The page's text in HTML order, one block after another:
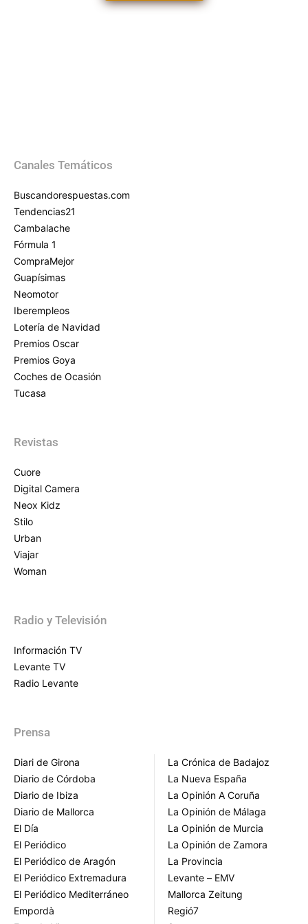
Canales Temáticos
Buscandorespuestas.com
Tendencias21
Cambalache
Fórmula 1
CompraMejor
Guapísimas
Neomotor
Iberempleos
Lotería de Navidad
Premios Oscar
Premios Goya
Coches de Ocasión
Tucasa
Revistas
Cuore
Digital Camera
Neox Kidz
Stilo
Urban
Viajar
Woman
Radio y Televisión
Información TV
Levante TV
Radio Levante
Prensa
Diari de Girona
Diario de Córdoba
Diario de Ibiza
Diario de Mallorca
El Día
El Periódico
El Periódico de Aragón
El Periódico Extremadura
El Periódico Mediterráneo
Empordà
La Crónica de Badajoz
La Nueva España
La Opinión A Coruña
La Opinión de Málaga
La Opinión de Murcia
La Opinión de Zamora
La Provincia
Levante – EMV
Mallorca Zeitung
Regió7